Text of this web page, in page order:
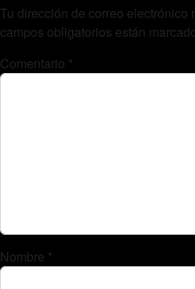
Tu dirección de correo electrónico
campos obligatorios están
Comentario *
Nombre *